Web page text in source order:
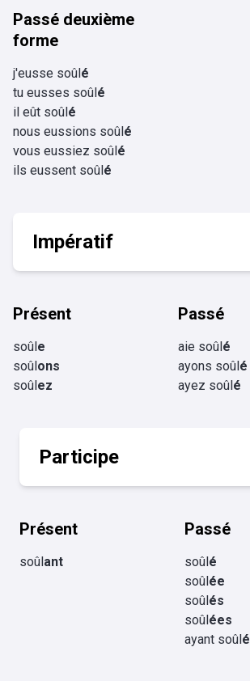
Passé deuxième
forme
j'eusse soûlé
tu eusses soûlé
il eût soûlé
nous eussions soûlé
vous eussiez soûlé
ils eussent soûlé
Impératif
Présent
soûle
soûlons
soûlez
Passé
aie soûlé
ayons soûlé
ayez soûlé
Participe
Présent
soûlant
Passé
soûlé
soûlée
soûlés
soûlées
ayant soûlé